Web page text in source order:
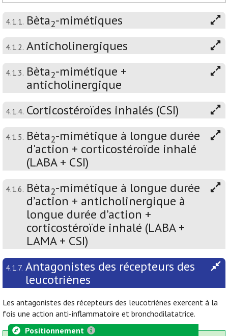
4.1.1. Bèta2-mimétiques
4.1.2. Anticholinergiques
4.1.3. Bèta2-mimétique +
anticholinergique
4.1.4. Corticostéroïdes inhalés (CSI)
4.1.5. Bèta2-mimétique à longue durée
d'action + corticostéroïde inhalé
(LABA + CSI)
4.1.6. Bèta2-mimétique à longue durée
d’action + anticholinergique à
longue durée d’action +
corticostéroïde inhalé (LABA +
LAMA + CSI)
4.1.7. Antagonistes des récepteurs des
leucotriènes
Les antagonistes des récepteurs des leucotriènes exercent à la
fois une action anti-inflammatoire et bronchodilatatrice.
Positionnement